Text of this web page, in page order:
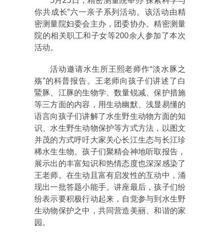
你共成长”六一亲子系列活动。该活动由精
密测量院妇委会主办，团委协办。精密测量
院的相关职工和子女等200余人参加了本次
活动。
活动邀请水生所王熙老师作“淡水豚之
殇”的科普报告。王老师向孩子们讲述了白
鱀豚、江豚的生物学、数量锐减、保护措施
等三方面的内容，用生动幽默、浅显易懂的
语言向孩子们讲解了水生野生动物方面的知
识、水生野生动物保护等方式方法，以图文
并茂的方式呼吁大家关心长江生态与长江珍
稀水生生物。孩子们聚精会神地听取报告，
展示出的丰富知识和热情态度也深深感染了
王老师。在生动且富有启发性的互动中，涌
现出一批答题小能手。讲座最后，孩子们纷
纷表示要积极行动起来，自觉参与到水生野
生动物保护之中，共同营造美丽、和谐的家
园。